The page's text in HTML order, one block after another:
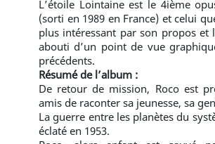
L’étoile Lointaine est le 4ième
(sorti en 1989 en France) et celui
plus intéressant par son propos et
abouti d’un point de vue
précédents.
Résumé de l’album :
De retour de mission, Roco est
amis de raconter sa jeunesse, sa
La guerre entre les planètes du
éclaté en 1953.